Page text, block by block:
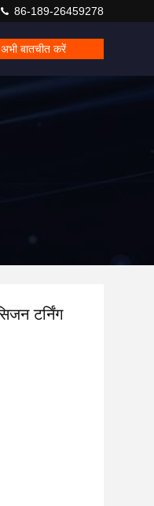
86-189-26459278
अभी बातचीत करें
टर्निंग